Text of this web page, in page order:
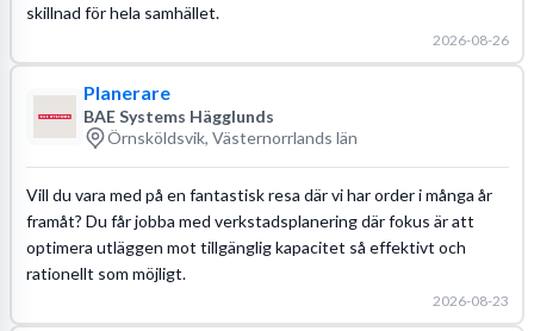
skillnad för hela samhället.
2026-08-26
Planerare
BAE Systems Hägglunds
Örnsköldsvik, Västernorrlands län
Vill du vara med på en fantastisk resa där vi har order i många år
framåt? Du får jobba med verkstadsplanering där fokus är att
optimera utläggen mot tillgänglig kapacitet så effektivt och
rationellt som möjligt.
2026-08-23